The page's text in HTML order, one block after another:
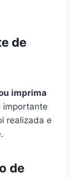
de
imprima
importante
realizada e
de